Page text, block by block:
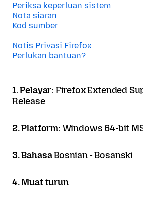
Periksa keperluan sistem
Nota siaran
Kod sumber
Notis Privasi Firefox
Perlukan bantuan?
1. Pelayar: Firefox Extended
Release
2. Platform: Windows 64-bit
3. BahasaBosnian - Bosanski
4. Muat turun